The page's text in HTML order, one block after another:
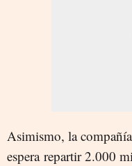
Asimismo, la
espera repartir 2.000